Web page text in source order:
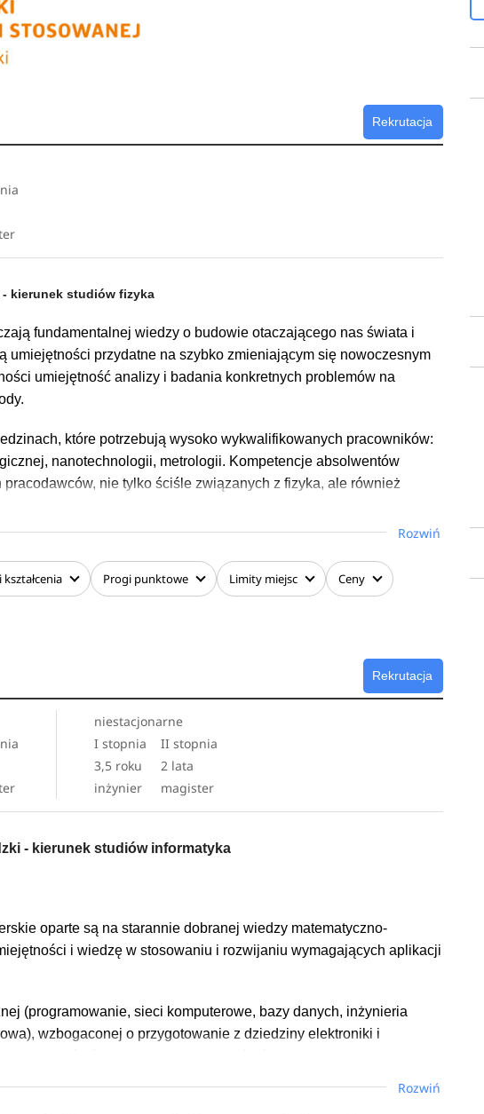
Rekrutacja
kierunek studiów fizyka
fundamentalnej wiedzy o budowie otaczającego nas świata i
umiejętności przydatne na szybko zmieniającym się nowoczesnym
umiejętność analizy i badania konkretnych problemów na
które potrzebują wysoko wykwalifikowanych pracowników:
nanotechnologii, metrologii. Kompetencje absolwentów
nie tylko ściśle związanych z fizyka, ale również
solidne przygotowanie matematyczne. Studenci nabywają
analizy danych, konstruowania modeli teoretycznych, jak
tematów prac dyplomowych są ściśle powiązane z
a studenci uczestniczą w badaniach prowadzonych przez
mając możliwość korzystania z infrastruktury badawczej
i Informatyki Stosowanej UŁ.
Rozwiń
kształcenia Progi punktowe Limity miejsc Ceny
Rekrutacja
niestacjonarne
I stopnia
II stopnia
3,5 roku
2 lata
inżynier magister
- kierunek studiów informatyka
oparte są na starannie dobranej wiedzy matematyczno-
i wiedzę w stosowaniu i rozwijaniu wymagających aplikacji
(programowanie, sieci komputerowe, bazy danych, inżynieria
wzbogaconej o przygotowanie z dziedziny elektroniki i
Rozwiń